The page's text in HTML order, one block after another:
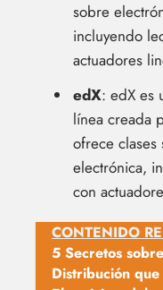
sobre
incluyendo
actuadores
edX: edX es
línea creada
ofrece
electrónica,
con
CONTENIDO
5 Secretos
Distribución